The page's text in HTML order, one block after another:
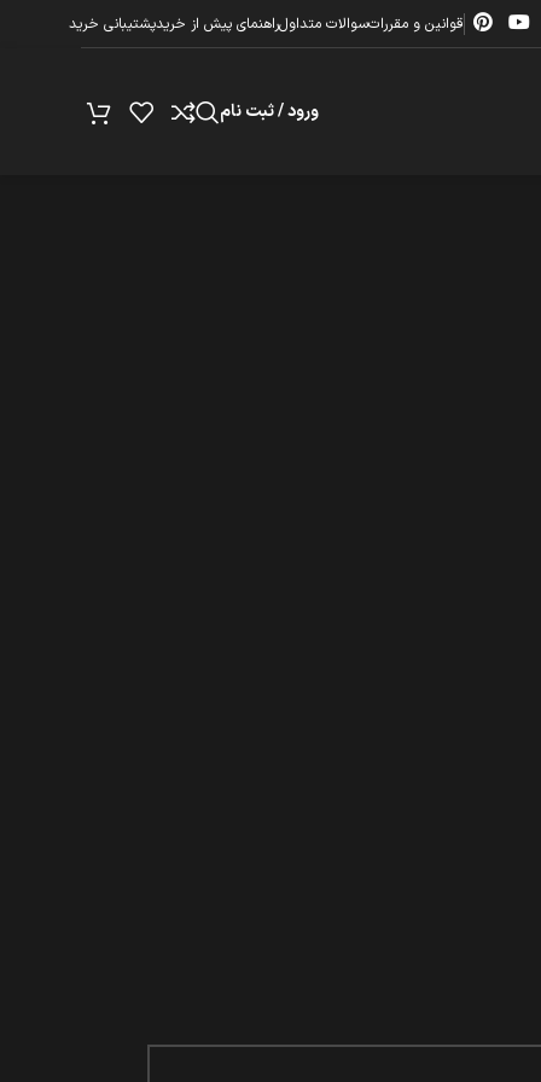
قوانین و مقرراتسوالات متداولراهنمای پیش از خریدپشتیبانی خرید
ورود / ثبت نام